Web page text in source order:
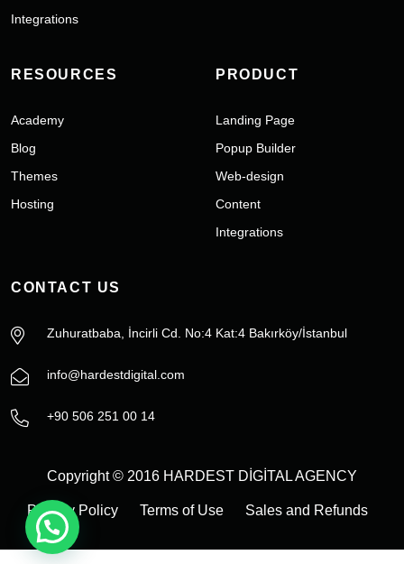
Integrations
RESOURCES
Academy
Blog
Themes
Hosting
PRODUCT
Landing Page
Popup Builder
Web-design
Content
Integrations
CONTACT US
Zuhuratbaba, İncirli Cd. No:4 Kat:4 Bakırköy/İstanbul
info@hardestdigital.com
+90 506 251 00 14
Copyright © 2016 HARDEST DİGİTAL AGENCY
Privacy Policy Terms of Use Sales and Refunds